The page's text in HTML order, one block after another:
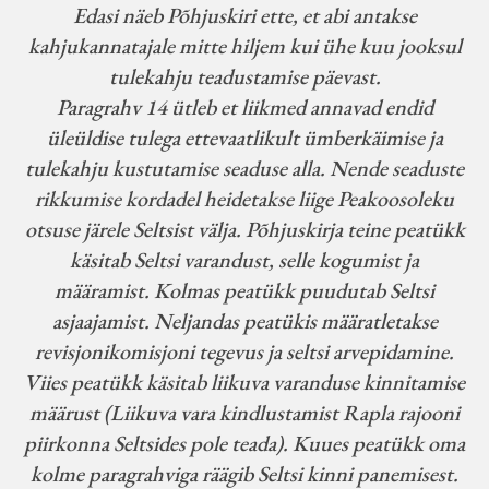
Edasi näeb Põhjuskiri ette, et abi antakse
kahjukannatajale mitte hiljem kui ühe kuu jooksul
tulekahju teadustamise päevast.
Paragrahv 14 ütleb et liikmed annavad endid
üleüldise tulega ettevaatlikult ümberkäimise ja
tulekahju kustutamise seaduse alla. Nende seaduste
rikkumise kordadel heidetakse liige Peakoosoleku
otsuse järele Seltsist välja. Põhjuskirja teine peatükk
käsitab Seltsi varandust, selle kogumist ja
määramist. Kolmas peatükk puudutab Seltsi
asjaajamist. Neljandas peatükis määratletakse
revisjonikomisjoni tegevus ja seltsi arvepidamine.
Viies peatükk käsitab liikuva varanduse kinnitamise
määrust (Liikuva vara kindlustamist Rapla rajooni
piirkonna Seltsides pole teada). Kuues peatükk oma
kolme paragrahviga räägib Seltsi kinni panemisest.